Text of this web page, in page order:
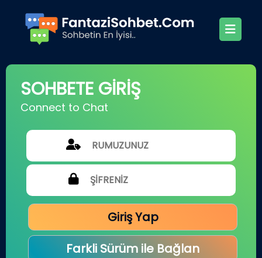
SOHBETE GİRİŞ
Connect to Chat
Giriş Yap
Farkli Sürüm ile Bağlan